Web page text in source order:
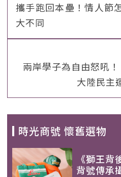
攜手跑回本壘！情人節
大不同
兩岸學子為自由怒吼
大陸民主
時光商號 懷舊選物
《獅王
背號傳承